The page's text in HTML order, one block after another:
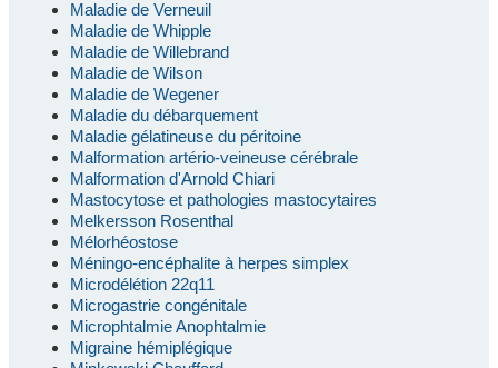
Maladie de Verneuil
Maladie de Whipple
Maladie de Willebrand
Maladie de Wilson
Maladie de Wegener
Maladie du débarquement
Maladie gélatineuse du péritoine
Malformation artério-veineuse cérébrale
Malformation d'Arnold Chiari
Mastocytose et pathologies mastocytaires
Melkersson Rosenthal
Mélorhéostose
Méningo-encéphalite à herpes simplex
Microdélétion 22q11
Microgastrie congénitale
Microphtalmie Anophtalmie
Migraine hémiplégique